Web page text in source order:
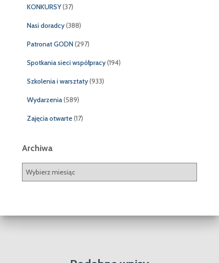
KONKURSY(37)
Nasi doradcy(388)
Patronat GODN(297)
Spotkania sieci współpracy(194)
Szkolenia i warsztaty(933)
Wydarzenia(589)
Zajęcia otwarte(17)
Archiwa
w